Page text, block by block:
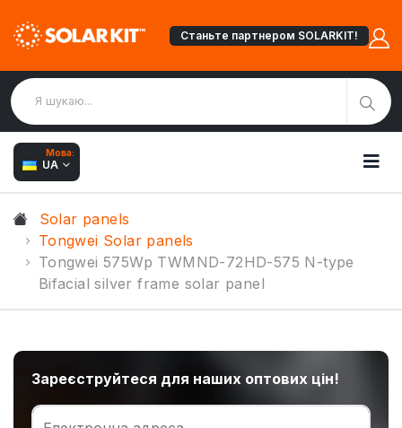
Станьте партнером SOLARKIT!
Мова:
UA
Solar panels
Tongwei Solar panels
Tongwei 575Wp TWMND-72HD-575 N-type
Bifacial silver frame solar panel
Зареєструйтеся для наших оптових цін!